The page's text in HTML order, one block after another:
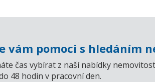
vám pomoci s hledáním
čas vybírat z naší nabídky
48 hodin v pracovní den.